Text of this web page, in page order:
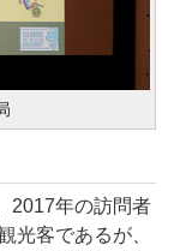
2017年の訪問者
光客であるが、